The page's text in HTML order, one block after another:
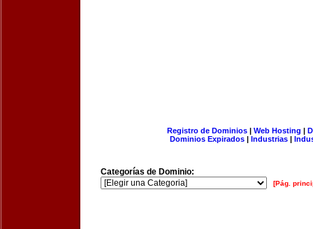
Registro de Dominios| Web Hosting |
Dominios Expirados | Industrias |
Categorías de Dominio:
[Pág.